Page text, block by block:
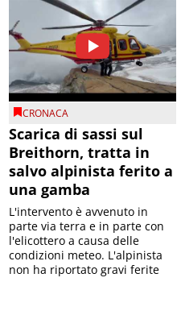
CRONACA
Scarica di sassi sul
Breithorn, tratta in
salvo alpinista ferito a
una gamba
L'intervento è avvenuto in
parte via terra e in parte con
l'elicottero a causa delle
condizioni meteo. L'alpinista
non ha riportato gravi ferite